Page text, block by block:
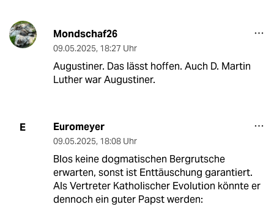
Mondschaf26
09.05.2025, 18:27 Uhr
Augustiner. Das lässt hoffen. Auch D. Martin
Luther war Augustiner.
E Euromeyer
09.05.2025, 18:08 Uhr
Blos keine dogmatischen Bergrutsche
erwarten, sonst ist Enttäuschung garantiert.
Als Vertreter Katholischer Evolution könnte er
dennoch ein guter Papst werden: